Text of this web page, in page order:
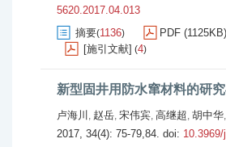
5620.2017.04.013
摘要(1136) PDF (1125KB)
[施引文献] (4)
新型固井用防水窜材料的研
卢海川 , 赵岳, 宋伟宾, 高继超, 胡中华,
2017, 34(4): 75-79,84. doi: